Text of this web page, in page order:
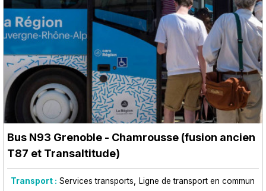
Bus N93 Grenoble - Chamrousse (fusion ancien
T87 et Transaltitude)
Transport : Services transports Ligne de transport en commun